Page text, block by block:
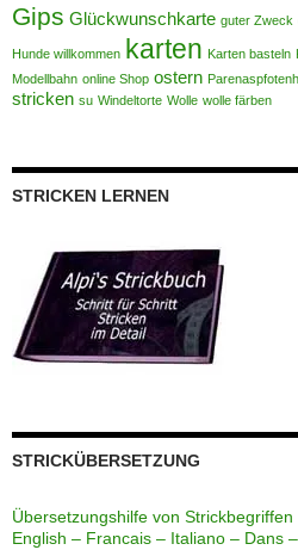
Gips Glückwunschkarte guter Zweck
Hunde willkommen karten Karten basteln
Modellbahn online Shop ostern
stricken su Windeltorte Wolle wolle färben
STRICKEN LERNEN
STRICKÜBERSETZUNG
Übersetzungshilfe von
English – Francais – Italiano – Dans